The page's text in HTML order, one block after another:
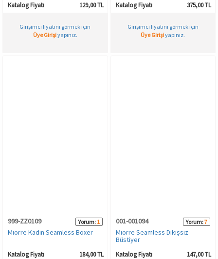
Katalog Fiyatı 129,00 TL
Girişimci fiyatını görmek için
Üye Girişiyapınız.
Katalog Fiyatı 375,00 TL
Girişimci fiyatını görmek için
Üye Girişiyapınız.
999-ZZ0109 Yorum: 1
Miorre Kadın Seamless Boxer
Katalog Fiyatı 184,00 TL
001-001094 Yorum:7
Miorre Seamless Dikişsiz
Büstiyer
Katalog Fiyatı 147,00 TL